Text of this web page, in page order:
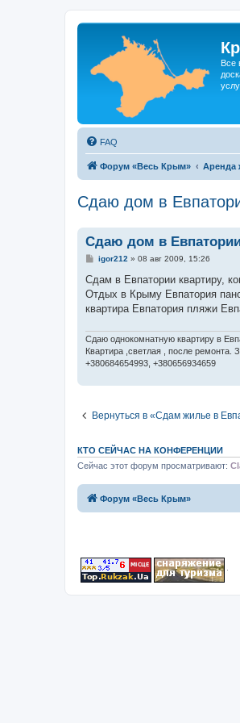
Все
FAQ
Форум «Весь Крым» Аренда
Сдаю дом в
Сдаю дом в
С
о
б
щ
е
igor212 » 08 авг 2009, 15:26
Сдам в Евпатории квартиру,
Отдых в Крыму Евпатория
квартира Евпатория пляжи
Сдаю однокомнатную квартиру в
Квартира ,светлая , после ремонта.
+380684654993, +380656934659
Вернуться в «Сдам жилье в
КТО СЕЙЧАС НА КОНФЕРЕНЦИИ
Сейчас этот форум просматривают:
Форум «Весь Крым»